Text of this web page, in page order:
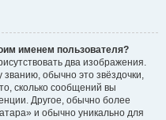
именем пользователя?
два изображения.
обычно это звёздочки,
сколько сообщений вы
Другое, обычно более
и обычно уникально для